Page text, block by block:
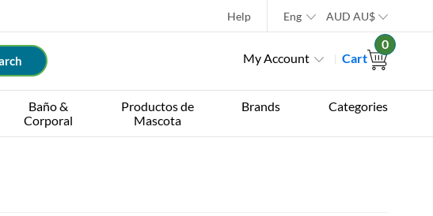
Help Eng AUD AU$
My Account Cart
0
Baño &
Corporal
Productos de
Mascota
Brands Categories